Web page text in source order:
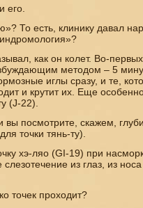
его.
То есть, клинику давал
как он колет. Во-
методом – 5
иглы сразу, и те,
и крутит их. Еще
(J-22).
вы посмотрите, скажем,
точки тянь-ту).
хэ-ляо (GI-19) при
из глаз, из
точек проходит?